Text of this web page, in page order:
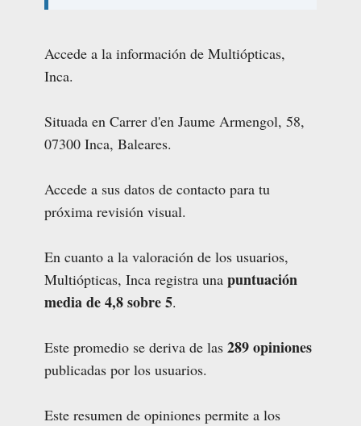
Accede a la información de Multiópticas,
Inca.
Situada en Carrer d'en Jaume Armengol, 58,
07300 Inca, Baleares.
Accede a sus datos de contacto para tu
próxima revisión visual.
En cuanto a la valoración de los usuarios,
Multiópticas, Inca registra una puntuación
media de 4,8 sobre 5.
Este promedio se deriva de las 289 opiniones
publicadas por los usuarios.
Este resumen de opiniones permite a los